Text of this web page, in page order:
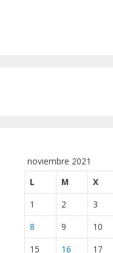
noviembre 2021
L
M X
1
2 3
8
9 10
15
16 17